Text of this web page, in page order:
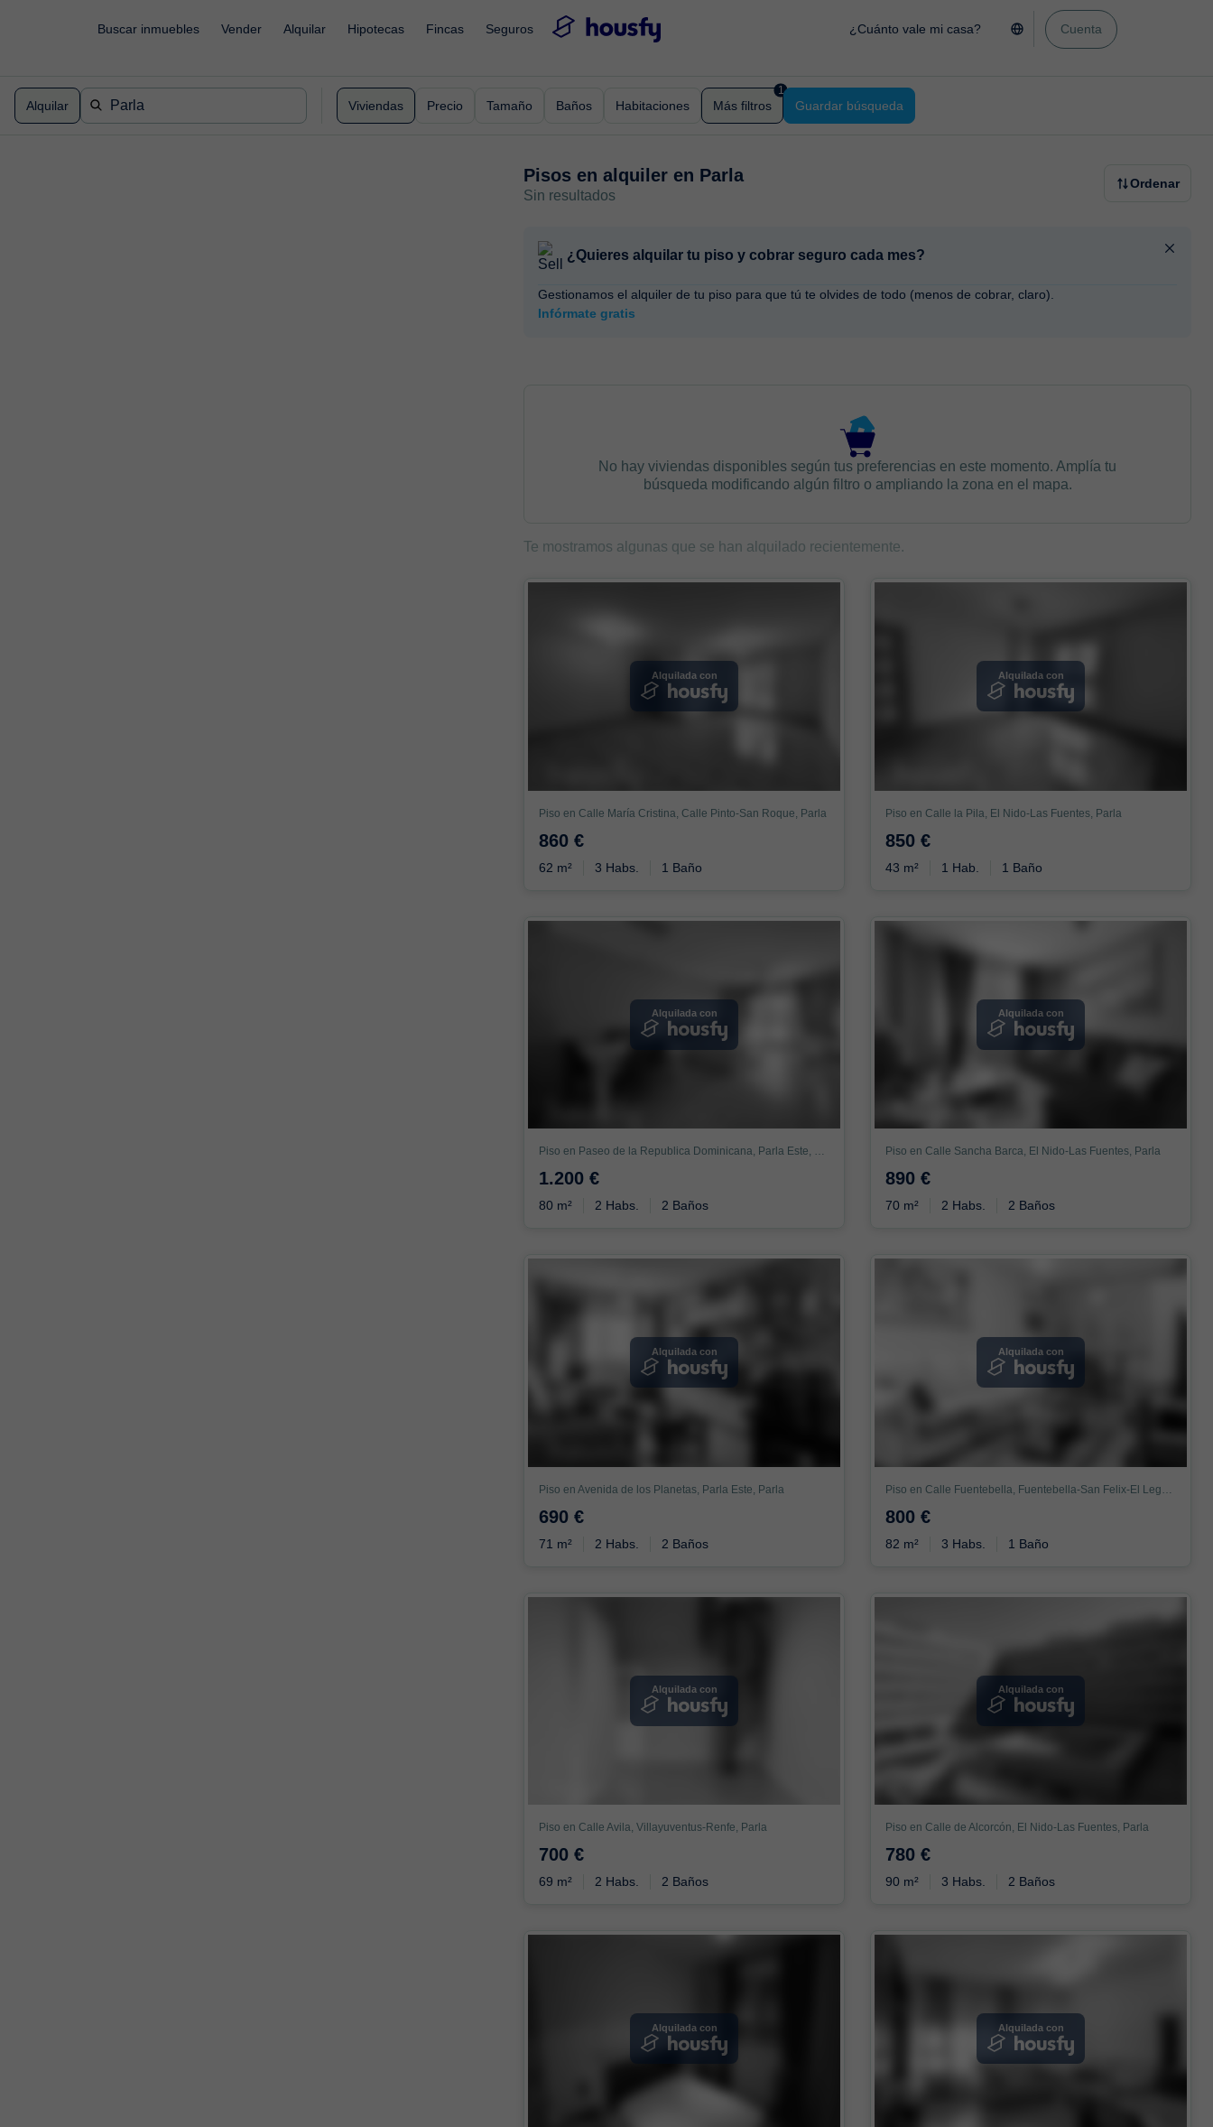
Buscar inmuebles Vender Alquilar Hipotecas Fincas Seguros ¿Cuánto vale mi casa? Cuenta
Alquilar Viviendas Precio Tamaño Baños Habitaciones Más filtros
1
Guardar búsqueda
Pisos en alquiler en Parla
Sin resultados
Ordenar
¿Quieres alquilar tu piso y cobrar seguro cada mes?
Gestionamos el alquiler de tu piso para que tú te olvides de todo (menos de cobrar, claro).
Infórmate gratis
No hay viviendas disponibles según tus preferencias en este momento. Amplía tu
búsqueda modificando algún filtro o ampliando la zona en el mapa.
Te mostramos algunas que se han alquilado recientemente.
Alquilada con
Piso en Calle María Cristina, Calle Pinto-San Roque, Parla
860 €
62 m² 3 Habs. 1 Baño
Alquilada con
Piso en Calle la Pila, El Nido-Las Fuentes, Parla
850 €
43 m² 1 Hab. 1 Baño
Alquilada con
Piso en Paseo de la Republica Dominicana, Parla Este, Parla
1.200 €
80 m² 2 Habs. 2 Baños
Alquilada con
Piso en Calle Sancha Barca, El Nido-Las Fuentes, Parla
890 €
70 m² 2 Habs. 2 Baños
Alquilada con
Piso en Avenida de los Planetas, Parla Este, Parla
690 €
71 m² 2 Habs. 2 Baños
Alquilada con
800 €
82 m² 3 Habs. 1 Baño
Alquilada con
Piso en Calle Avila, Villayuventus-Renfe, Parla
700 €
69 m² 2 Habs. 2 Baños
Alquilada con
Piso en Calle de Alcorcón, El Nido-Las Fuentes, Parla
780 €
90 m² 3 Habs. 2 Baños
Alquilada con Alquilada con